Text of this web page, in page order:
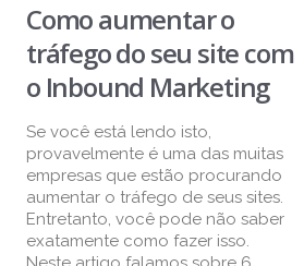
Como aumentar o
tráfego do seu site com
o Inbound Marketing
Se você está lendo isto,
provavelmente é uma das muitas
empresas que estão procurando
aumentar o tráfego de seus sites.
Entretanto, você pode não saber
exatamente como fazer isso.